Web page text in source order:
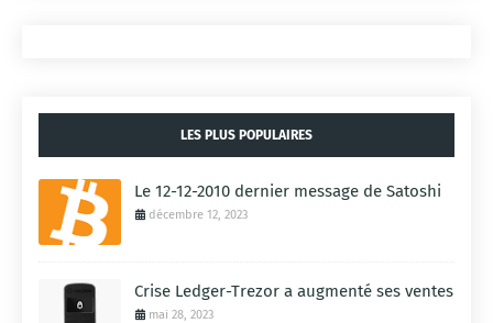
LES PLUS POPULAIRES
Le 12-12-2010 dernier message de Satoshi
décembre 12, 2023
Crise Ledger-Trezor a augmenté ses ventes
mai 28, 2023